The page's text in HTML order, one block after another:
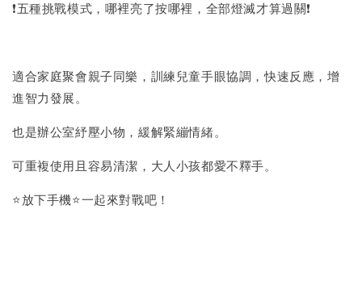
❗五種挑戰模式，哪裡亮了按哪裡，全部燈滅才算過關❗
適合家庭聚會親子同樂，訓練兒童手眼協調，快速反應，增
進智力發展。
也是辦公室紓壓小物，緩解緊繃情緒。
可重複使用且容易清潔，大人小孩都愛不釋手。
⭐放下手機⭐一起來對戰吧！